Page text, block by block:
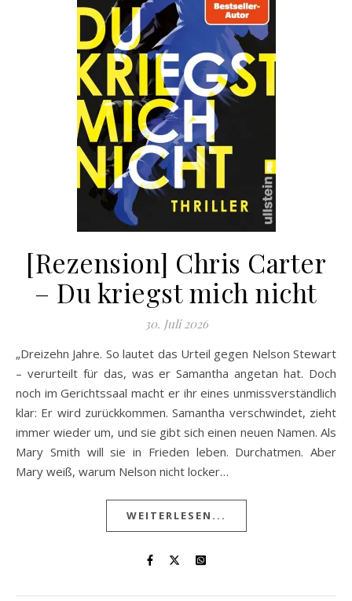
[Rezension] Chris Carter
– Du kriegst mich nicht
30. Juli 2026
„Dreizehn Jahre. So lautet das Urteil gegen Nelson Stewart
– verurteilt für das, was er Samantha angetan hat. Doch
noch im Gerichtssaal macht er ihr eines unmissverständlich
klar: Er wird zurückkommen. Samantha verschwindet, zieht
immer wieder um, und sie gibt sich einen neuen Namen. Als
Mary Smith will sie in Frieden leben. Durchatmen. Aber
Mary weiß, warum Nelson nicht locker…
WEITERLESEN...